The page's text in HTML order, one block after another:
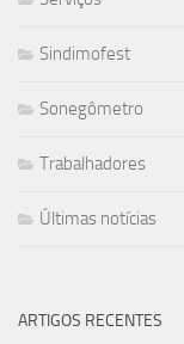
Sindimofest
Sonegômetro
Trabalhadores
Últimas notícias
ARTIGOS RECENTES